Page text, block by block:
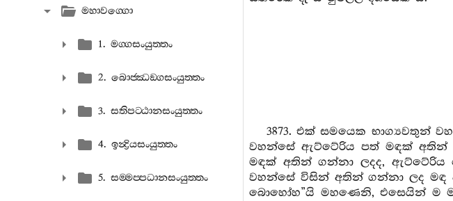
මහාවග‍්ගො
1. මග‍්ගසංයුත‍්තං
2. බොජ‍්ඣඞ‍්ගසංයුත‍්තං
3. සතිපට‍්ඨානසංයුත‍්තං
4. ඉන්‍ද්‍රියසංයුත‍්තං
5. සම‍්මප‍්පධානසංයුත‍්තං
3873. එක් සමයෙක භාග්‍යවතුන්
වහන්සේ ඇට්ටේරිය පත් මඳක්
මඳක් අතින් ගන්නා ලදද, ඇට්ටේරිය
වහන්සේ විසින් අතින් ගන්නා ලද මඳ
බොහෝහ”යි මහණෙනි, එසෙයින් ම